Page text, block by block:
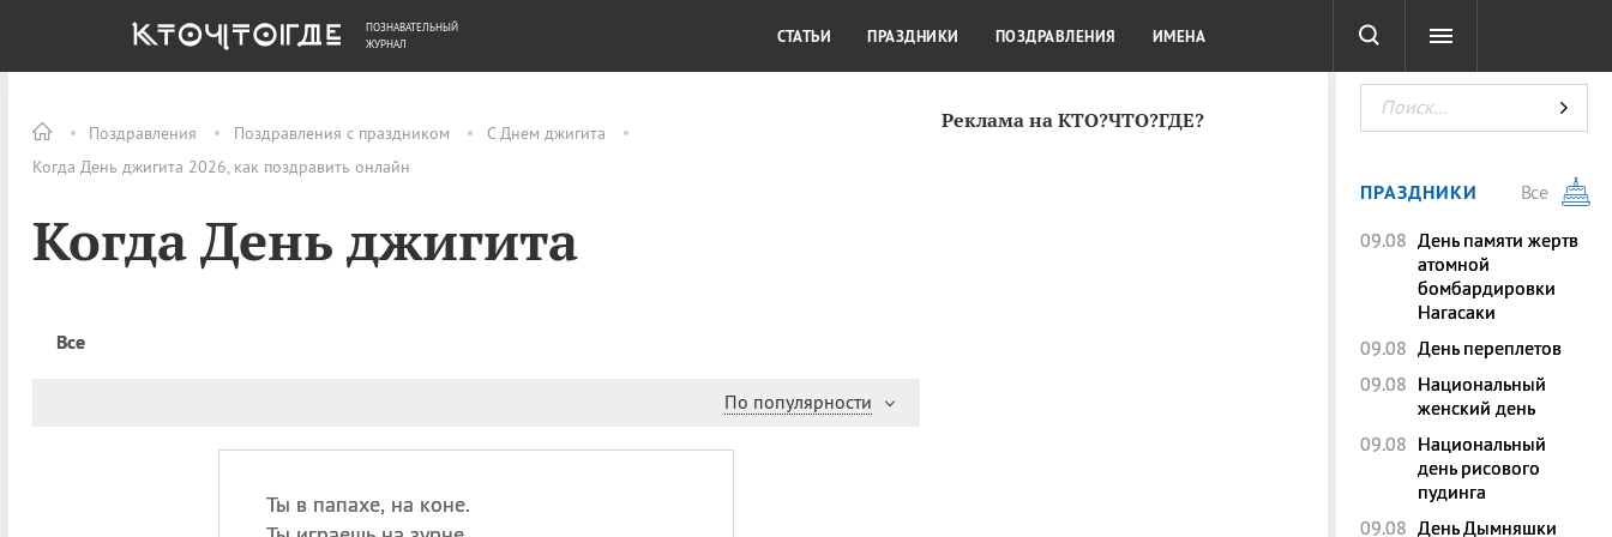
Поздравления Поздравления с праздником
С Днем джигита
Когда День джигита 2026, как поздравить онлайн
Когда День джигита
Все
По популярности
Ты в папахе, на коне.
Реклама на КТО?ЧТО?ГДЕ?
ОБЩЕСТВО ДЕНЬГИ КУЛЬТУРА КРАСОТА ТЕСТЫ
ПОЗНАВАТЕЛЬНЫЙ
ЖУРНАЛ
СТАТЬИ ПРАЗДНИКИ ПОЗДРАВЛЕНИЯ ИМЕНА
ПРАЗДНИКИ
Все
09.08 День памяти жертв
атомной
бомбардировки
Нагасаки
09.08 День переплетов
09.08 Национальный
женский день
09.08 Национальный
день рисового
пудинга
09.08 День Дымняшки